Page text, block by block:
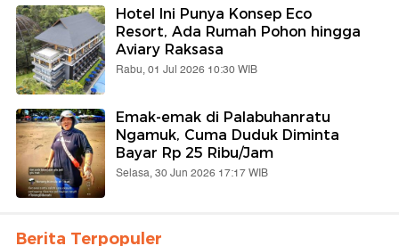
Hotel Ini Punya Konsep Eco
Resort, Ada Rumah Pohon hingga
Aviary Raksasa
Rabu, 01 Jul 2026 10:30 WIB
Emak-emak di Palabuhanratu
Ngamuk, Cuma Duduk Diminta
Bayar Rp 25 Ribu/Jam
Selasa, 30 Jun 2026 17:17 WIB
Berita Terpopuler